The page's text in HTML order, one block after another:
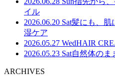
イル
2026.06.20 Sat髪にも、肌
湿ケア
2026.05.27 WedHAIR
2026.05.23 Sat自然体のま
ARCHIVES